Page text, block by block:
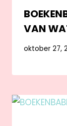
VAN
oktober 27,